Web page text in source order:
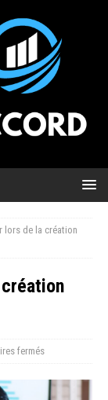
lors de la création
fermés